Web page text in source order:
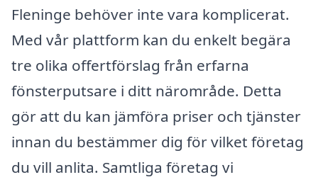
Fleninge behöver inte vara komplicerat.
Med vår plattform kan du enkelt begära
tre olika offertförslag från erfarna
fönsterputsare i ditt närområde. Detta
gör att du kan jämföra priser och tjänster
innan du bestämmer dig för vilket företag
du vill anlita. Samtliga företag vi